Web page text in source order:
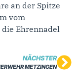
an der Spitze
vom
Ehrennadel
NÄCHSTER
METZINGEN